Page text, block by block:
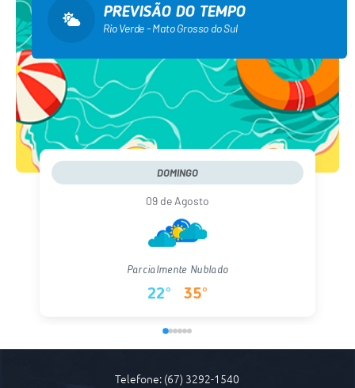
PREVISÃO DO TEMPO
Rio Verde - Mato Grosso do Sul
DOMINGO
09 de Agosto
Parcialmente Nublado
22° 35°
Telefone: (67) 3292-1540